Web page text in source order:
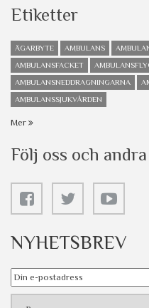
Etiketter
ÄGARBYTE AMBULANS
AMBULANSFACKET
AMBULANSNEDDRAGNINGARNA
AMBULANSSJUKVÅRDEN
Mer
Följ oss och
NYHETSBREV